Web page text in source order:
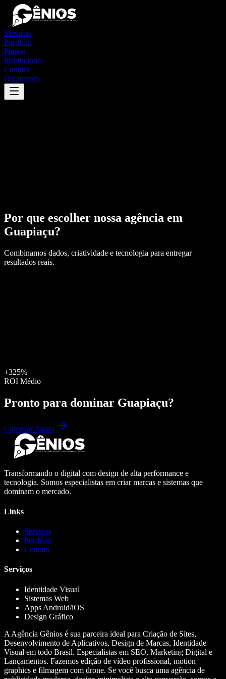
Serviços
Portfólio
Planos
Institucional
Contato
Orçamento
Por que escolher nossa agência em
Guapiaçu?
Combinamos dados, criatividade e tecnologia para entregar
resultados reais.
+325%
ROI Médio
Pronto para dominar Guapiaçu?
Começar Agora
Transformando o digital com design de alta performance e
tecnologia. Somos especialistas em criar marcas e sistemas que
dominam o mercado.
Links
Serviços
Portfólio
Contato
Serviços
Identidade Visual
Sistemas Web
Apps Android/iOS
Design Gráfico
A Agência Gênios é sua parceira ideal para Criação de Sites,
Desenvolvimento de Aplicativos, Design de Marcas, Identidade
Visual em todo Brasil. Especialistas em SEO, Marketing Digital e
Lançamentos. Fazemos edição de vídeo profissional, motion
graphics e filmagem com drone. Se você busca uma agência de